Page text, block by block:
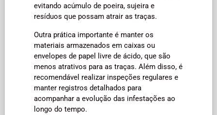
evitando acúmulo de poeira, sujeira e
resíduos que possam atrair as traças.
Outra prática importante é manter os
materiais armazenados em caixas ou
envelopes de papel livre de ácido, que são
menos atrativos para as traças. Além disso, é
recomendável realizar inspeções regulares e
manter registros detalhados para
acompanhar a evolução das infestações ao
longo do tempo.